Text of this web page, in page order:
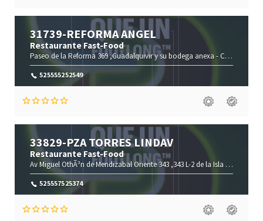
31739-REFORMA ANGEL
Restaurante Fast-Food
Paseo de la Reforma 369 ,Guadalquivir y su bodega anexa -Cuauhtémoc-
525555252549
33829-PZA TORRES LINDAV
Restaurante Fast-Food
Av Miguel OthÃ³n de Mendizabal Oriente 343 ,343 L-2 de la Isla Col Nueva I -
525557525374